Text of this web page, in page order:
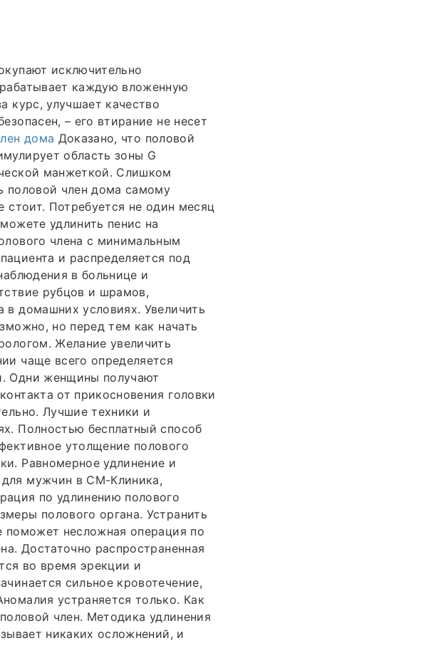
исключительно
каждую вложенную
курс, улучшает качество
– его втирание не несет
дома Доказано, что половой
область зоны G
манжеткой. Слишком
половой член дома самому
стоит. Потребуется не один месяц
удлинить пенис на
члена с минимальным
и распределяется под
в больнице и
рубцов и шрамов,
в домашних условиях. Увеличить
но перед тем как начать
Желание увеличить
чаще всего определяется
Одни женщины получают
от прикосновения головки
Лучшие техники и
Полностью бесплатный способ
утолщение полового
Равномерное удлинение и
мужчин в СМ-Клиника,
по удлинению полового
полового органа. Устранить
поможет несложная операция по
Достаточно распространенная
во время эрекции и
сильное кровотечение,
устраняется только. Как
член. Методика удлинения
никаких осложнений, и